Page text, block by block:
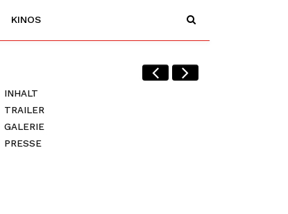
KINOS
INHALT
TRAILER
GALERIE
PRESSE